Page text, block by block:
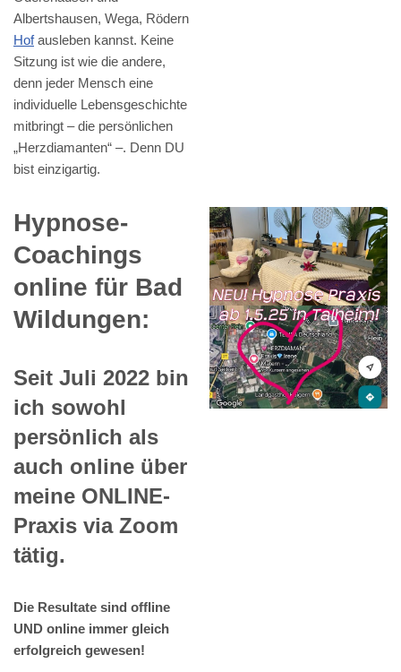
Albertshausen, Wega, Rödern
Hofausleben kannst. Keine
Sitzung ist wie die andere,
denn jeder Mensch eine
individuelle Lebensgeschichte
mitbringt – die persönlichen
„Herzdiamanten“ –. Denn DU
bist einzigartig.
Hypnose-
Coachings
online für Bad
Wildungen:
Seit Juli 2022 bin
ich sowohl
persönlich als
auch online über
meine ONLINE-
Praxis via Zoom
tätig.
Die Resultate sind offline
UND online immer gleich
erfolgreich gewesen!